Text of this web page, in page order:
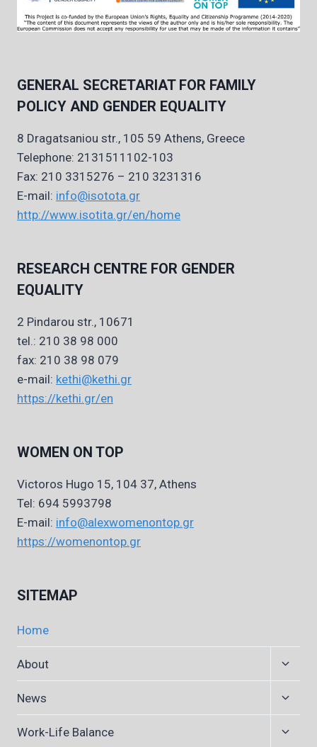
GENERAL SECRETARIAT FOR FAMILY
POLICY AND GENDER EQUALITY
8 Dragatsaniou str., 105 59 Athens, Greece
Telephone: 2131511102-103
Fax: 210 3315276 – 210 3231316
E-mail: info@isotota.gr
http://www.isotita.gr/en/home
RESEARCH CENTRE FOR GENDER
EQUALITY
2 Pindarou str., 10671
tel.: 210 38 98 000
fax: 210 38 98 079
e-mail: kethi@kethi.gr
https://kethi.gr/en
WOMEN ON TOP
Victoros Hugo 15, 104 37, Athens
Tel: 694 5993798
E-mail: info@alexwomenontop.gr
https://womenontop.gr
SITEMAP
Home
About
Expand
News
Expand
Work-Life Balance
Expand